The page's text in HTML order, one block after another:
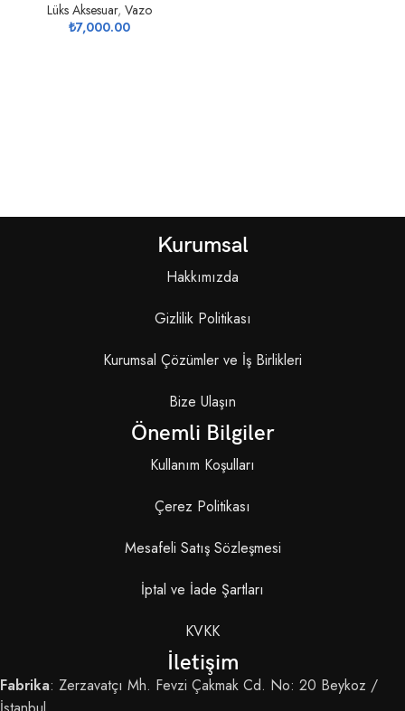
Lüks Aksesuar, Vazo
₺7,000.00
Kurumsal
Hakkımızda
Gizlilik Politikası
Kurumsal Çözümler ve İş Birlikleri
Bize Ulaşın
Önemli Bilgiler
Kullanım Koşulları
Çerez Politikası
Mesafeli Satış Sözleşmesi
İptal ve İade Şartları
KVKK
İletişim
Fabrika: Zerzavatçı Mh. Fevzi Çakmak Cd. No: 20 Beykoz /